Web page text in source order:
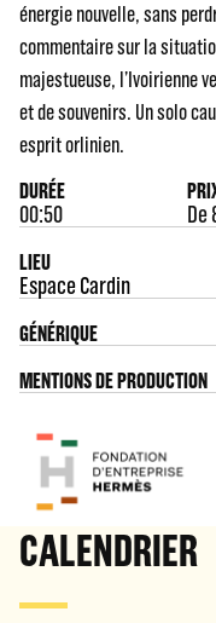
énergie nouvelle, sans
commentaire sur la
majestueuse, l’Ivoirienne
et de souvenirs. Un solo
esprit orlinien.
DURÉE
00:50 De
LIEU
Espace Cardin
GÉNÉRIQUE
MENTIONS DE PRODUCTION
CALENDRIER